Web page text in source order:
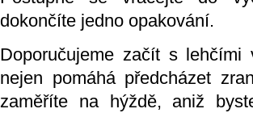
dokončíte jedno opakování.
Doporučujeme začít s lehčími
nejen pomáhá předcházet
zaměříte na hýždě, aniž